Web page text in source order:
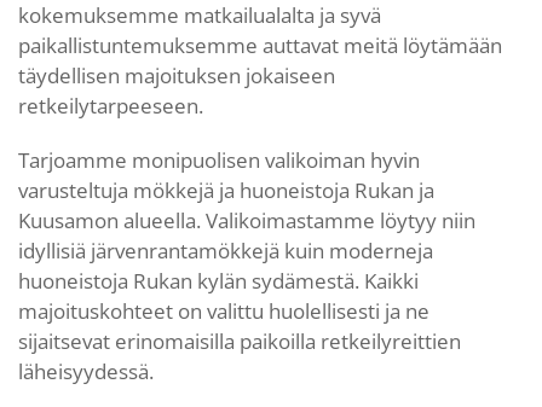
kokemuksemme matkailualalta ja syvä
paikallistuntemuksemme auttavat meitä löytämään
täydellisen majoituksen jokaiseen
retkeilytarpeeseen.
Tarjoamme monipuolisen valikoiman hyvin
varusteltuja mökkejä ja huoneistoja Rukan ja
Kuusamon alueella. Valikoimastamme löytyy niin
idyllisiä järvenrantamökkejä kuin moderneja
huoneistoja Rukan kylän sydämestä. Kaikki
majoituskohteet on valittu huolellisesti ja ne
sijaitsevat erinomaisilla paikoilla retkeilyreittien
läheisyydessä.